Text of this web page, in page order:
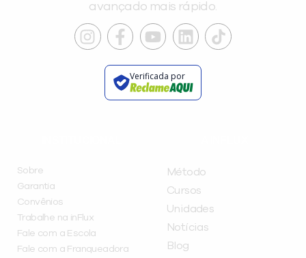
avançado mais rápido.
Verificada por
Sobre
Garantia
Convênios
Trabalhe na inFlux
Fale com a Escola
Fale com a Franqueadora
Método
Cursos
Unidades
Notícias
Blog